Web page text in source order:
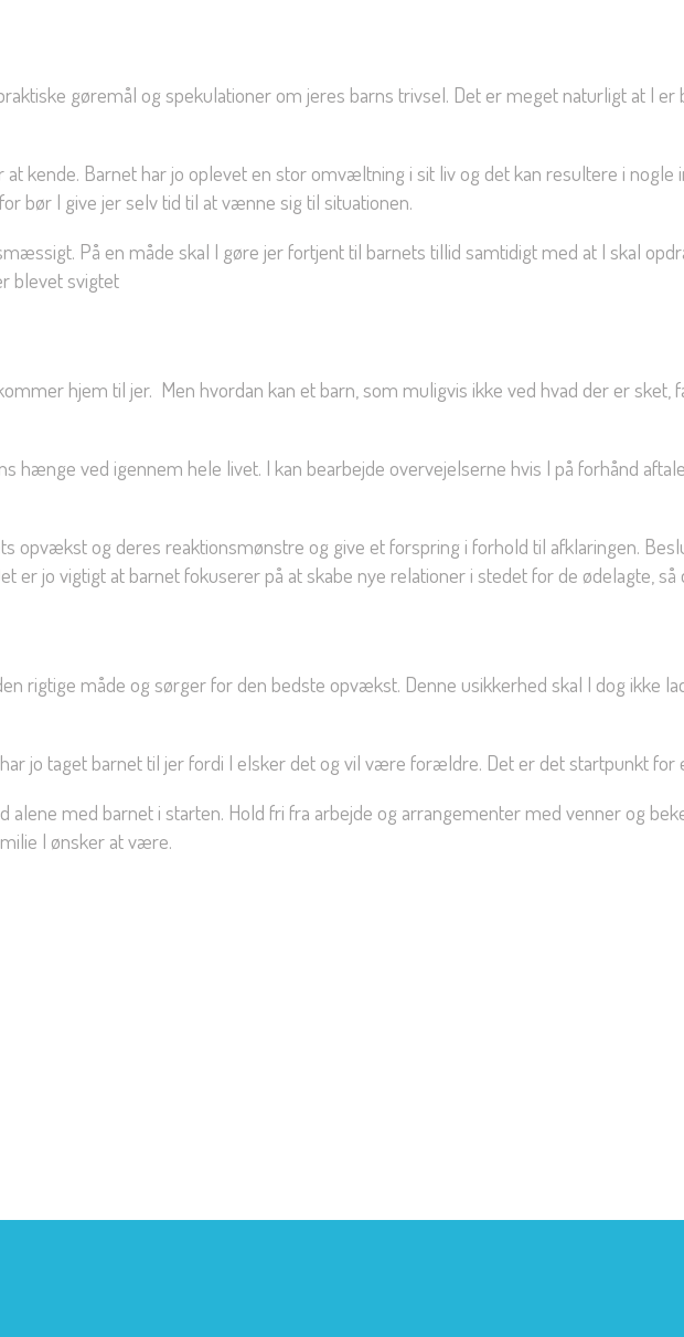
gøremål og spekulationer om jeres barns trivsel. Det er meget naturligt at I
Barnet har jo oplevet en stor omvæltning i sit liv og det kan resultere i nogle
bør I give jer selv tid til at vænne sig til situationen.
På en måde skal I gøre jer fortjent til barnets tillid samtidigt med at I skal
blevet svigtet
hjem til jer. Men hvordan kan et barn, som muligvis ikke ved hvad der er sket,
hænge ved igennem hele livet. I kan bearbejde overvejelserne hvis I på forhånd
opvækst og deres reaktionsmønstre og give et forspring i forhold til afklaringen.
jo vigtigt at barnet fokuserer på at skabe nye relationer i stedet for de ødelagte, så
rigtige måde og sørger for den bedste opvækst. Denne usikkerhed skal I dog ikke
jo taget barnet til jer fordi I elsker det og vil være forældre. Det er det startpunkt for
alene med barnet i starten. Hold fri fra arbejde og arrangementer med venner og
I ønsker at være.